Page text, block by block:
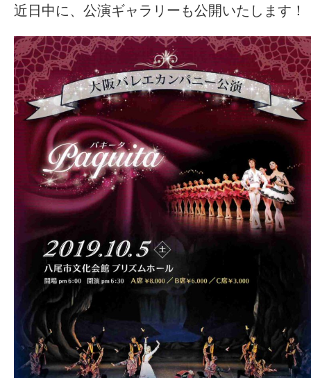
近日中に、公演ギャラリーも公開いたします！